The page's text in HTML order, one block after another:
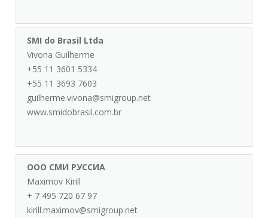
SMI do Brasil Ltda
Vivona Guilherme
+55 11 3601 5334
+55 11 3693 7603
guilherme.vivona@smigroup.net
www.smidobrasil.com.br
ООО СМИ РУССИА
Maximov Kirill
+ 7 495 720 67 97
kirill.maximov@smigroup.net